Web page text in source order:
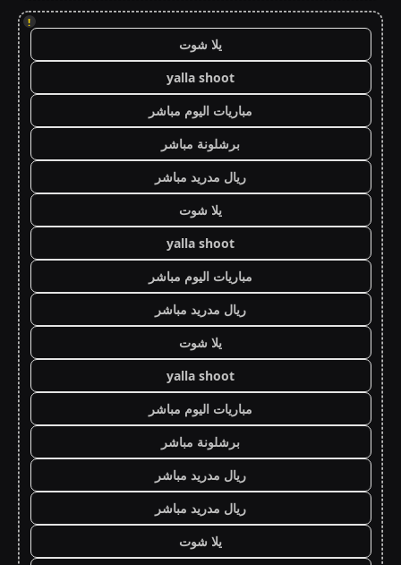
!
يلا شوت
yalla shoot
مباريات اليوم مباشر
برشلونة مباشر
ريال مدريد مباشر
يلا شوت
yalla shoot
مباريات اليوم مباشر
ريال مدريد مباشر
يلا شوت
yalla shoot
مباريات اليوم مباشر
برشلونة مباشر
ريال مدريد مباشر
ريال مدريد مباشر
يلا شوت